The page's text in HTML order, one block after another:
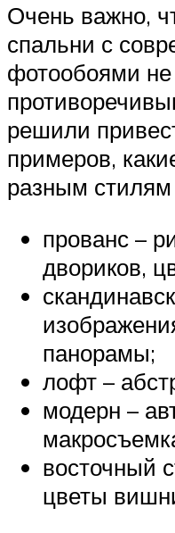
Очень важно,
спальни с
фотообоями
решили
примеров,
разным стилям
прованс –
двориков,
панорамы;
лофт –
модерн –
восточный
цветы